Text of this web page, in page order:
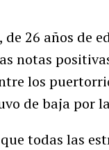
26 años de
notas
los
de baja por
todas las